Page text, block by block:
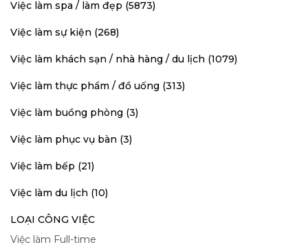
Việc làm spa / làm đẹp (5873)
Việc làm sự kiện (268)
Việc làm khách sạn / nhà hàng / du lịch (1079)
Việc làm thực phẩm / đồ uống (313)
Việc làm buồng phòng (3)
Việc làm phục vụ bàn (3)
Việc làm bếp (21)
Việc làm du lịch (10)
LOẠI CÔNG VIỆC
Việc làm Full-time